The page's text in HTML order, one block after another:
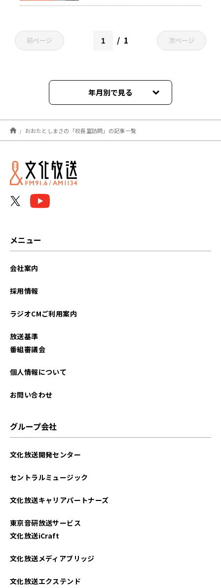
前ページ 1 次ページ
年月別で見る
2026年08月
2026年07月
2026年06月
2025年09月
2025年06月
2025年01月
2024年12月
おおたとしまさの「校長室訪問」の記事一覧
メニュー
会社案内
採用情報
ラジオCMご利用案内
放送基準
番組審議会
個人情報について
お問い合わせ
グループ会社
文化放送開発センター
セントラルミュージック
文化放送キャリアパートナーズ
東京音研放送サービス
文化放送iCraft
文化放送メディアブリッジ
文化放送エクステンド